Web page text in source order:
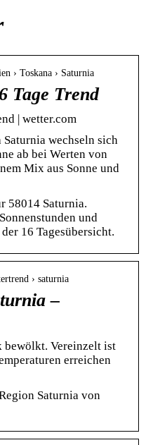
› Toskana › Saturnia
Tage Trend
| wetter.com
wechseln sich
ab bei Werten von
Mix aus Sonne und
58014 Saturnia.
und
16 Tagesübersicht.
› saturnia
–
bewölkt. Vereinzelt ist
erreichen
Saturnia von